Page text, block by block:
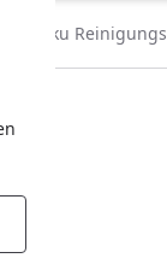
Yakiniku